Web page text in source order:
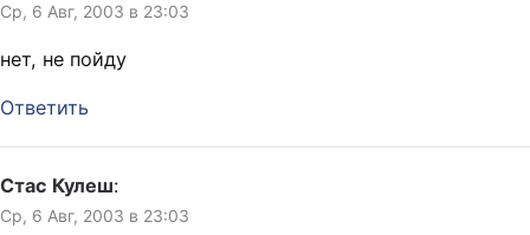
Ср, 6 Авг, 2003 в 23:03
нет, не пойду
Ответить
Стас Кулеш:
Ср, 6 Авг, 2003 в 23:03